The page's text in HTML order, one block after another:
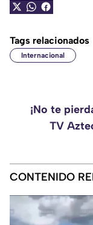
Tags relacionados
Internacional
¡No te
TV
CONTENIDO